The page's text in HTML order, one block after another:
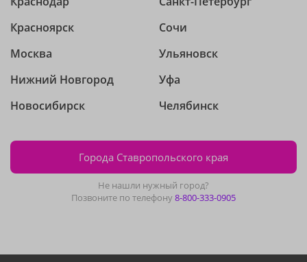
Красноярск
Москва
Нижний Новгород
Новосибирск
Сочи
Ульяновск
Уфа
Челябинск
Города Ставропольского края
Не нашли нужный город?
Позвоните по телефону8-800-333-0905